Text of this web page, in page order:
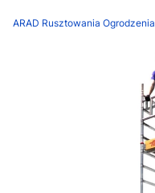
ARAD Rusztowania Ogrodzenia